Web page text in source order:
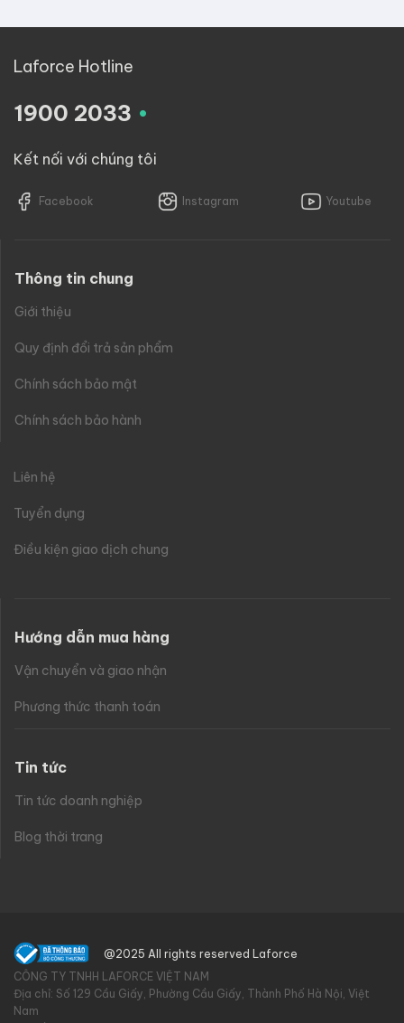
Laforce Hotline
1900 2033 .
Kết nối với chúng tôi
Facebook Instagram Youtube
Thông tin chung
Giới thiệu
Quy định đổi trả sản phẩm
Chính sách bảo mật
Chính sách bảo hành
Liên hệ
Tuyển dụng
Điều kiện giao dịch chung
Hướng dẫn mua hàng
Vận chuyển và giao nhận
Phương thức thanh toán
Tin tức
Tin tức doanh nghiệp
Blog thời trang
@2025 All rights reserved Laforce
CÔNG TY TNHH LAFORCE VIỆT NAM
Địa chỉ: Số 129 Cầu Giấy, Phường Cầu Giấy, Thành Phố Hà Nội, Việt
Nam